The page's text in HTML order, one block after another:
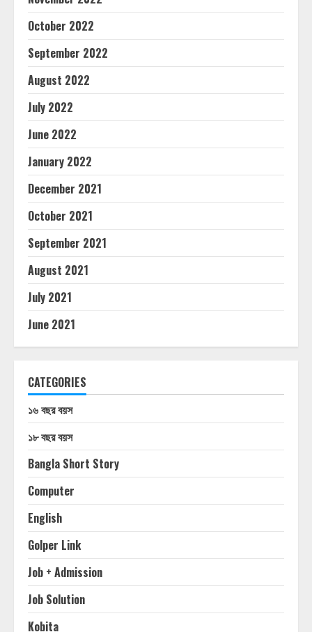
October 2022
September 2022
August 2022
July 2022
June 2022
January 2022
December 2021
October 2021
September 2021
August 2021
July 2021
June 2021
CATEGORIES
১৬ বছর বয়স
১৮ বছর বয়স
Bangla Short Story
Computer
English
Golper Link
Job + Admission
Job Solution
Kobita